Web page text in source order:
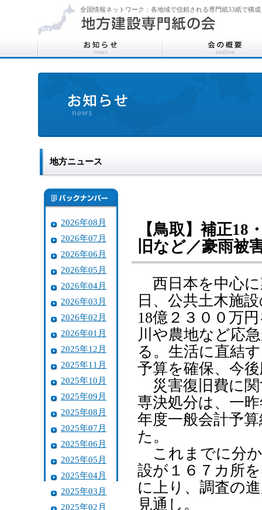
全国情報ネットワーク：各地域で信頼される専門紙33紙で構成
地方ニュース
2026年08月
2026年07月
2026年06月
2026年05月
2026年04月
2026年03月
2026年02月
2026年01月
2025年12月
2025年11月
2025年10月
2025年09月
2025年08月
2025年07月
2025年06月
2025年05月
2025年04月
2025年03月
2025年02月
【鳥取】補正18
旧など／豪雨被
西日本を中心に
日、公共土木施
18億２３００万
川や農地など応
る。生活に直結
予算を確保、今
災害復旧費に関
専決処分は、一
年度一般会計予
た。
これまでに分か
設が１６７カ所
に上り、調査の
見通し。